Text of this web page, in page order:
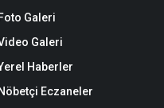
Galeri
Galeri
Haberler
Eczaneler